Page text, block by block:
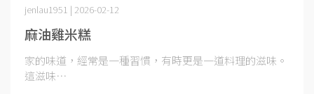
麻油雞米糕
jenlau1951 | 2026-02-12
家的味道，經常是一種習慣，有時更是一道料理的滋味。
這滋味⋯